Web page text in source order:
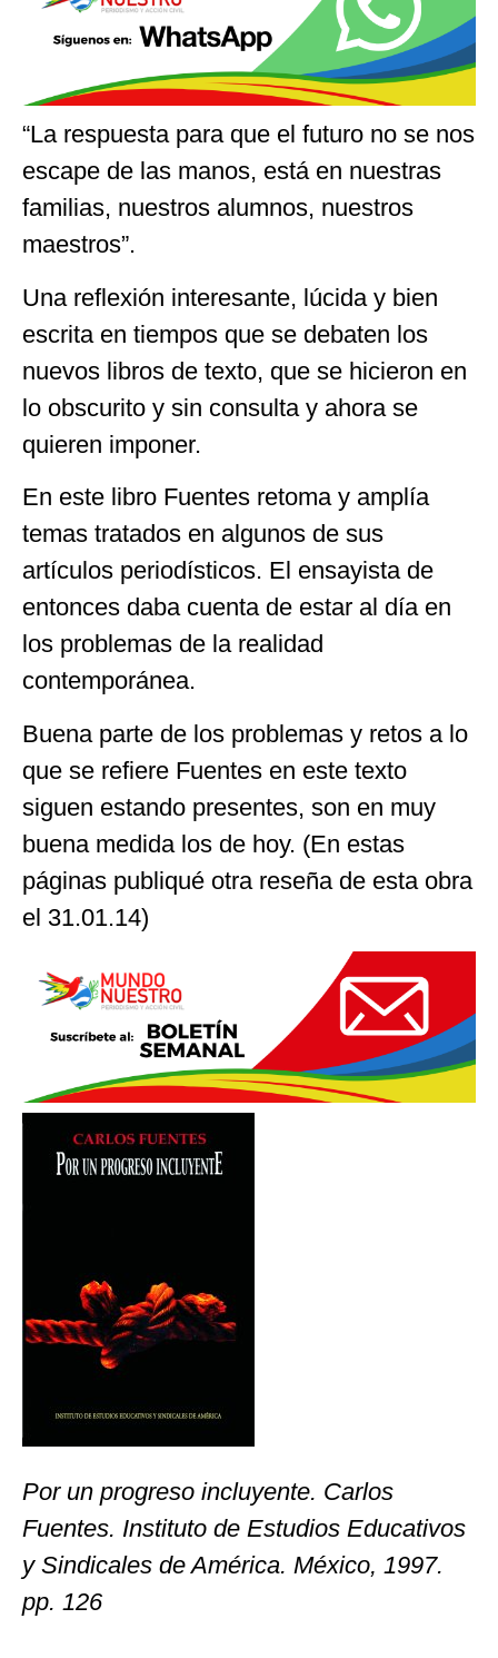
“La respuesta para que el futuro no se nos
escape de las manos, está en nuestras
familias, nuestros alumnos, nuestros
maestros”.
Una reflexión interesante, lúcida y bien
escrita en tiempos que se debaten los
nuevos libros de texto, que se hicieron en
lo obscurito y sin consulta y ahora se
quieren imponer.
En este libro Fuentes retoma y amplía
temas tratados en algunos de sus
artículos periodísticos. El ensayista de
entonces daba cuenta de estar al día en
los problemas de la realidad
contemporánea.
Buena parte de los problemas y retos a lo
que se refiere Fuentes en este texto
siguen estando presentes, son en muy
buena medida los de hoy. (En estas
páginas publiqué otra reseña de esta obra
el 31.01.14)
Por un progreso incluyente. Carlos
Fuentes. Instituto de Estudios Educativos
y Sindicales de América. México, 1997.
pp. 126